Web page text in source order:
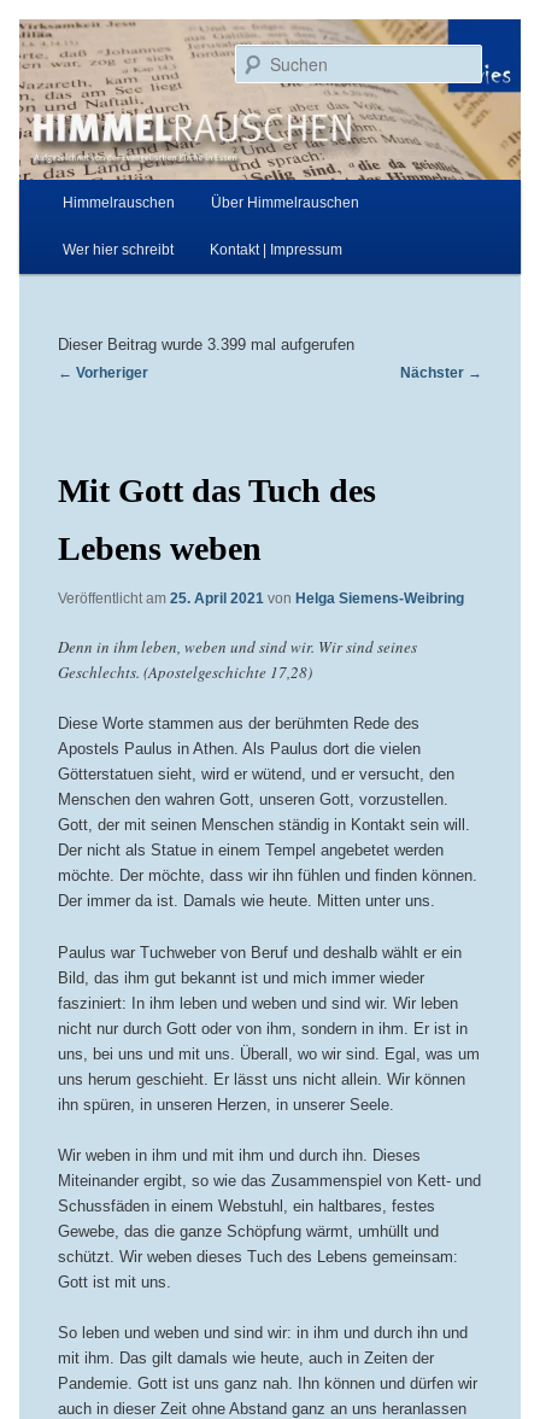
primären
Inhalt
springen
Himmelrauschen
Aufgezeichnet von der Evangelischen Kirche in Essen
Hauptmenü
Himmelrauschen Über Himmelrauschen
Wer hier schreibt Kontakt | Impressum
Dieser Beitrag wurde 3.399 mal aufgerufen
Beitragsnavigation
← Vorheriger Nächster →
Mit Gott das Tuch des
Lebens weben
Veröffentlicht am 25. April 2021 von Helga Siemens-Weibring
Denn in ihm leben, weben und sind wir. Wir sind seines
Geschlechts. (Apostelgeschichte 17,28)
Diese Worte stammen aus der berühmten Rede des
Apostels Paulus in Athen. Als Paulus dort die vielen
Götterstatuen sieht, wird er wütend, und er versucht, den
Menschen den wahren Gott, unseren Gott, vorzustellen.
Gott, der mit seinen Menschen ständig in Kontakt sein will.
Der nicht als Statue in einem Tempel angebetet werden
möchte. Der möchte, dass wir ihn fühlen und finden können.
Der immer da ist. Damals wie heute. Mitten unter uns.
Paulus war Tuchweber von Beruf und deshalb wählt er ein
Bild, das ihm gut bekannt ist und mich immer wieder
fasziniert: In ihm leben und weben und sind wir. Wir leben
nicht nur durch Gott oder von ihm, sondern in ihm. Er ist in
uns, bei uns und mit uns. Überall, wo wir sind. Egal, was um
uns herum geschieht. Er lässt uns nicht allein. Wir können
ihn spüren, in unseren Herzen, in unserer Seele.
Wir weben in ihm und mit ihm und durch ihn. Dieses
Miteinander ergibt, so wie das Zusammenspiel von Kett- und
Schussfäden in einem Webstuhl, ein haltbares, festes
Gewebe, das die ganze Schöpfung wärmt, umhüllt und
schützt. Wir weben dieses Tuch des Lebens gemeinsam:
Gott ist mit uns.
So leben und weben und sind wir: in ihm und durch ihn und
mit ihm. Das gilt damals wie heute, auch in Zeiten der
Pandemie. Gott ist uns ganz nah. Ihn können und dürfen wir
auch in dieser Zeit ohne Abstand ganz an uns heranlassen